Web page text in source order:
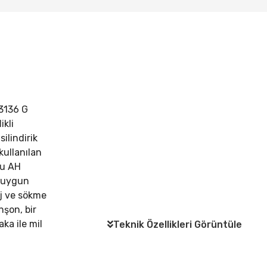
Teknik Özellikleri Görüntüle
G
AH
ve sökme
bir
ile mil